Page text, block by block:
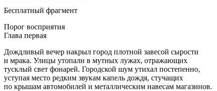
Бесплатный фрагмент
Порог восприятия
Глава первая
Дождливый вечер накрыл город плотной завесой сырости
и мрака. Улицы утопали в мутных лужах, отражающих
тусклый свет фонарей. Городской шум утихал постепенно,
уступая место редким звукам капель дождя, стучащих
по крышам автомобилей и металлическим навесам магазинов.